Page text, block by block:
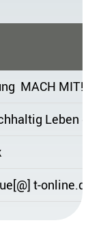
MACH MIT!
Leben
t-online.de